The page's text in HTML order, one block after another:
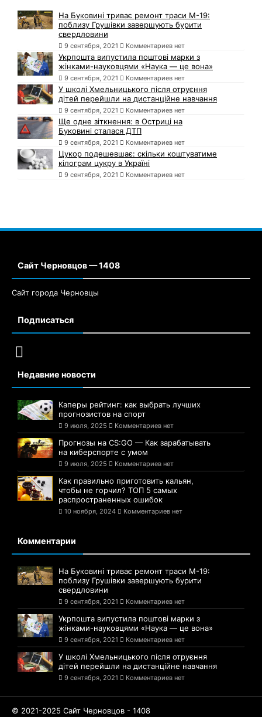
На Буковині триває ремонт траси М-19:
поблизу Грушівки завершують бурити
свердловини
9 сентября, 2021 Комментариев нет
Укрпошта випустила поштові марки з
жінками-науковцями «Наука — це вона»
9 сентября, 2021 Комментариев нет
У школі Хмельницького після отруєння
дітей перейшли на дистанційне навчання
9 сентября, 2021 Комментариев нет
Ще одне зіткнення: в Остриці на
Буковині сталася ДТП
9 сентября, 2021 Комментариев нет
Цукор подешевшає: скільки коштуватиме
кілограм цукру в Україні
9 сентября, 2021 Комментариев нет
Сайт Черновцов — 1408
Сайт города Черновцы
Подписаться
Недавние новости
Каперы рейтинг: как выбрать лучших
прогнозистов на спорт
9 июля, 2025 Комментариев нет
Прогнозы на CS:GO — Как зарабатывать
на киберспорте с умом
9 июля, 2025 Комментариев нет
Как правильно приготовить кальян,
чтобы не горчил? ТОП 5 самых
распространенных ошибок
10 ноября, 2024 Комментариев нет
Комментарии
На Буковині триває ремонт траси М-19:
поблизу Грушівки завершують бурити
свердловини
9 сентября, 2021 Комментариев нет
Укрпошта випустила поштові марки з
жінками-науковцями «Наука — це вона»
9 сентября, 2021 Комментариев нет
У школі Хмельницького після отруєння
дітей перейшли на дистанційне навчання
9 сентября, 2021 Комментариев нет
© 2021-2025 Сайт Черновцов - 1408